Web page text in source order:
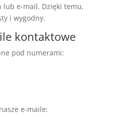
lub e-mail. Dzięki temu,
i wygodny.
kontaktowe
pod numerami:
e-maile: